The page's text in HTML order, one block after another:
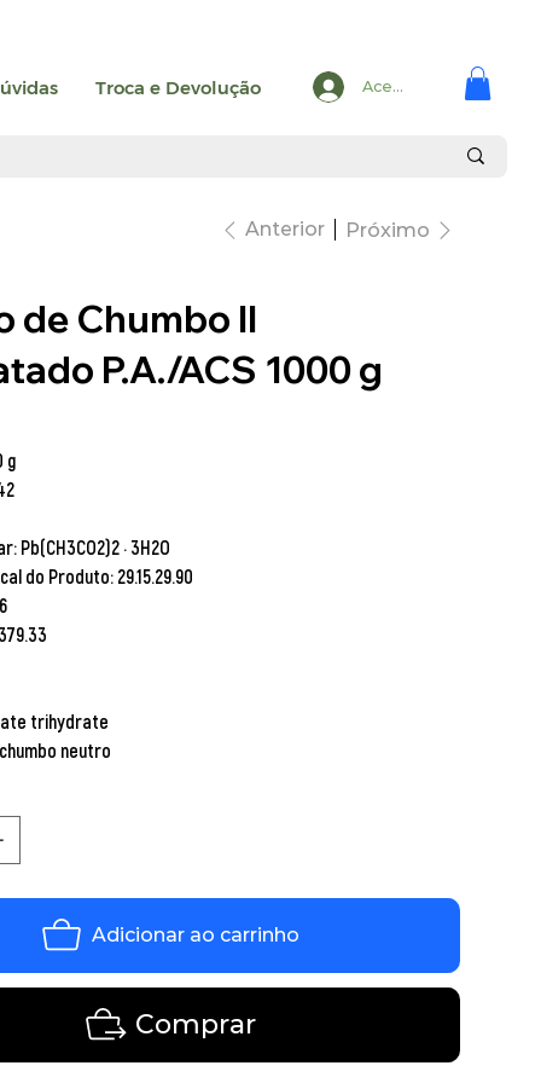
Troca e Devolução Acesse
Anterior Próximo
de Chumbo II
P.A./ACS 1000 g
g
Pb(CH3CO2)2 · 3H2O
do Produto: 29.15.29.90
trihydrate
neutro
Adicionar ao carrinho
Comprar